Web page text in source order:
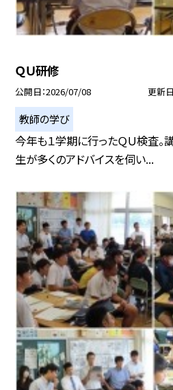
ＱＵ研修
公開日 2026/07/08 更新日
教師の学び
今年も１学期に行ったＱＵ検査。
生が多くのアドバイスを伺い...